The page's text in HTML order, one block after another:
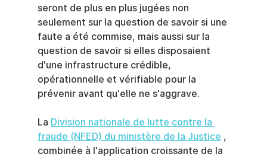
seront de plus en plus jugées non
seulement sur la question de savoir si une
faute a été commise, mais aussi sur la
question de savoir si elles disposaient
d'une infrastructure crédible,
opérationnelle et vérifiable pour la
prévenir avant qu'elle ne s'aggrave.
La Division nationale de lutte contre la
fraude (NFED) du ministère de la Justice ,
combinée à l'application croissante de la